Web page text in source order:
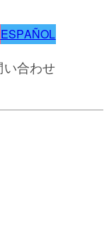
ESPAÑOL
い合わせ